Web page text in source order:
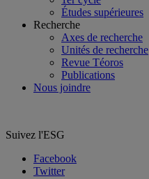
Études supérieures
Recherche
Axes de recherche
Unités de recherche
Revue Téoros
Publications
Nous joindre
Suivez l'ESG
Facebook
Twitter